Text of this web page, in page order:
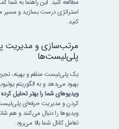
مطالعه کنید. این راهنما به شما
استراتژی درست بسازید و مسیر
کنید.
مرتب‌سازی و مدیریت
پلی‌لیست‌ها
یک پلی‌لیست منظم و بهینه،
بهبود می‌دهد و به الگوریتم
ویدیوهای شما را بهتر تحلیل
کردن و مدیریت حرفه‌ای
ویدیوها را دنبال می‌کنند و هم
تعامل کانال شما بالا می‌رود.